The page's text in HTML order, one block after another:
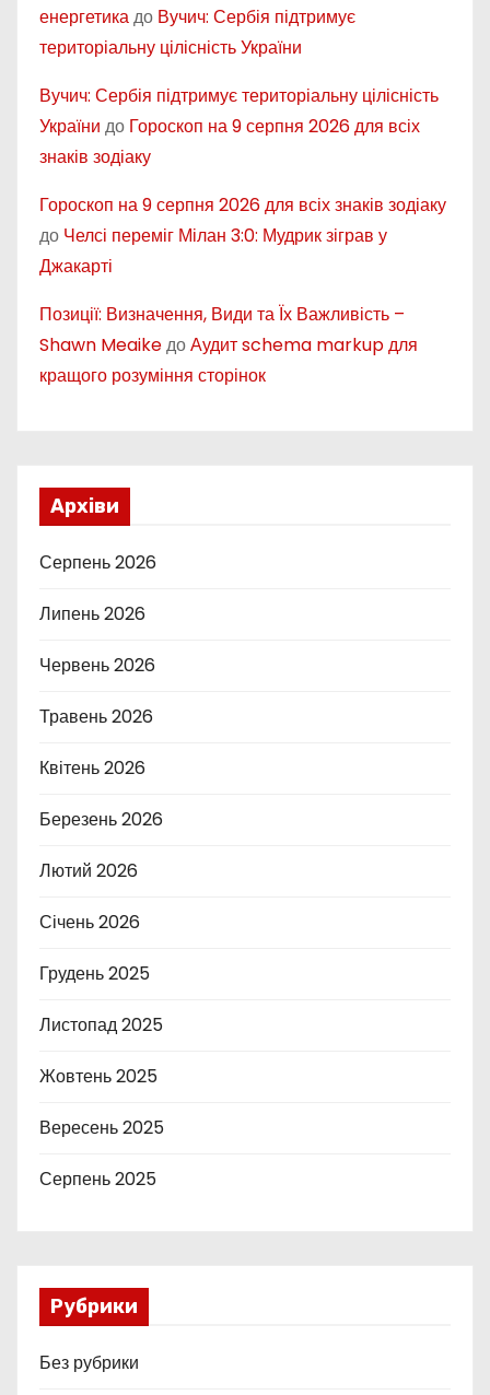
енергетикадо Вучич: Сербія підтримує
територіальну цілісність України
Вучич: Сербія підтримує територіальну цілісність
України до Гороскоп на 9 серпня 2026 для всіх
знаків зодіаку
Гороскоп на 9 серпня 2026 для всіх знаків зодіаку
до Челсі переміг Мілан 3:0: Мудрик зіграв у
Джакарті
Позиції: Визначення, Види та Їх Важливість –
Shawn MeaikeдоАудит schema markup для
кращого розуміння сторінок
Архіви
Серпень 2026
Липень 2026
Червень 2026
Травень 2026
Квітень 2026
Березень 2026
Лютий 2026
Січень 2026
Грудень 2025
Листопад 2025
Жовтень 2025
Вересень 2025
Серпень 2025
Рубрики
Без рубрики